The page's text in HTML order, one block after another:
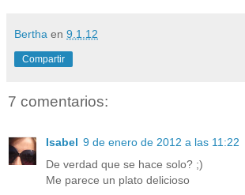
Bertha en 9.1.12
Compartir
7 comentarios:
Isabel 9 de enero de 2012 a las 11:22
De verdad que se hace solo? ;)
Me parece un plato delicioso